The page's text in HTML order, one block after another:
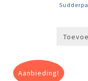
Aanbieding!